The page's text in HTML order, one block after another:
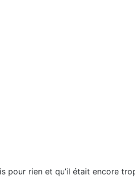
pour rien et qu’il était encore